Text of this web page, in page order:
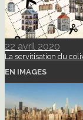
22 avril 2020
La servitisation du
EN IMAGES